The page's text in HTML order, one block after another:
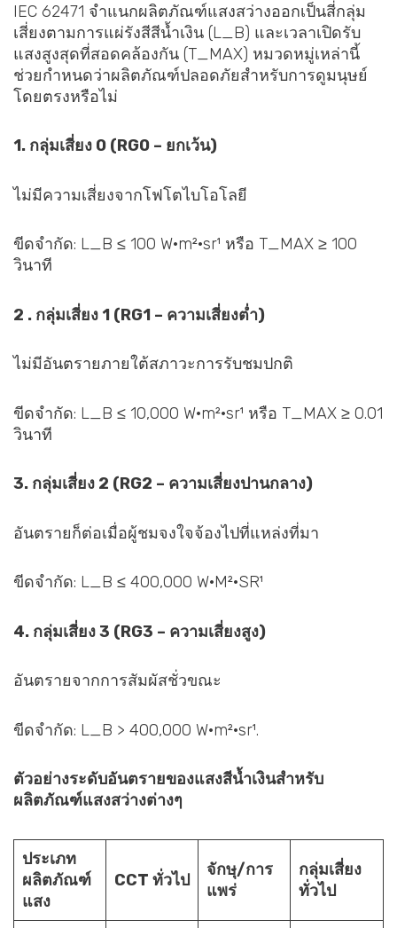
IEC 62471 จำแนกผลิตภัณฑ์แสงสว่างออกเป็นสี่กลุ่ม
เสี่ยงตามการแผ่รังสีสีน้ำเงิน (L_B) และเวลาเปิดรับ
แสงสูงสุดที่สอดคล้องกัน (T_MAX) หมวดหมู่เหล่านี้
ช่วยกำหนดว่าผลิตภัณฑ์ปลอดภัยสำหรับการดูมนุษย์
โดยตรงหรือไม่
1. กลุ่มเสี่ยง 0 (RG0 – ยกเว้น)
ไม่มีความเสี่ยงจากโฟโตไบโอโลยี
ขีดจำกัด: L_B ≤ 100 W·m²·sr¹ หรือ T_MAX ≥ 100
วินาที
2 . กลุ่มเสี่ยง 1 (RG1 – ความเสี่ยงต่ำ)
ไม่มีอันตรายภายใต้สภาวะการรับชมปกติ
ขีดจำกัด: L_B ≤ 10,000 W·m²·sr¹ หรือ T_MAX ≥ 0.01
วินาที
3. กลุ่มเสี่ยง 2 (RG2 – ความเสี่ยงปานกลาง)
อันตรายก็ต่อเมื่อผู้ชมจงใจจ้องไปที่แหล่งที่มา
ขีดจำกัด: L_B ≤ 400,000 W·M²·SR¹
4. กลุ่มเสี่ยง 3 (RG3 – ความเสี่ยงสูง)
อันตรายจากการสัมผัสชั่วขณะ
ขีดจำกัด: L_B > 400,000 W·m²·sr¹.
ตัวอย่างระดับอันตรายของแสงสีน้ำเงินสำหรับ
ผลิตภัณฑ์แสงสว่างต่างๆ
ประเภท
ผลิตภัณฑ์
แสง
CCT ทั่วไป
จักษุ/การ
แพร่
กลุ่มเสี่ยง
ทั่วไป